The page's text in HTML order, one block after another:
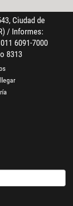
Ciudad de
/ Informes:
6091-7000
8313